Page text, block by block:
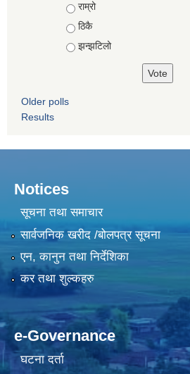
राम्रो
ठिकै
झन्झटिलो
Older polls
Results
Notices
सूचना तथा समाचार
सार्वजनिक खरीद /बोलपत्र सूचना
एन, कानुन तथा निर्देशिका
कर तथा शुल्कहरु
e-Governance
घटना दर्ता